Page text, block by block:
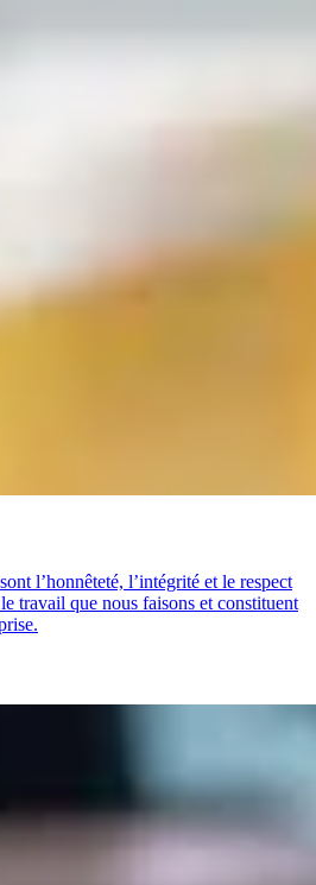
l’honnêteté, l’intégrité et le respect
travail que nous faisons et constituent